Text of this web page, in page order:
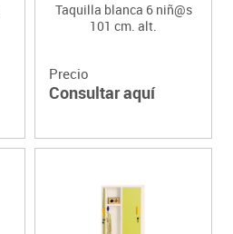
Taquilla blanca 6 niñ@s
101 cm. alt.
Precio
Consultar aquí